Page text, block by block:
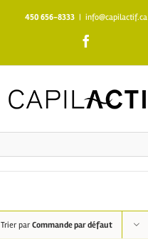
450 656-8333 | info@capilactif.ca
Trier par Commande par défaut